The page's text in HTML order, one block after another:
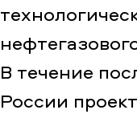
В течение
России